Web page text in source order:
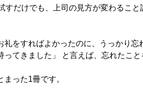
だけでも、上司の見方が変わること
をすればよかったのに、うっかり忘
てきました」 と言えば、忘れたこ
った1冊です。